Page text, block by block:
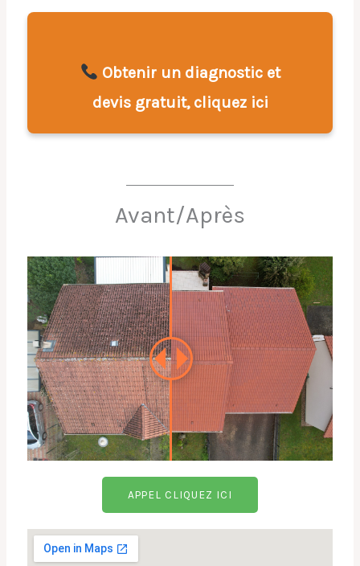
Obtenir un diagnostic et
devis gratuit, cliquez ici
Avant/Après
APPEL CLIQUEZ ICI